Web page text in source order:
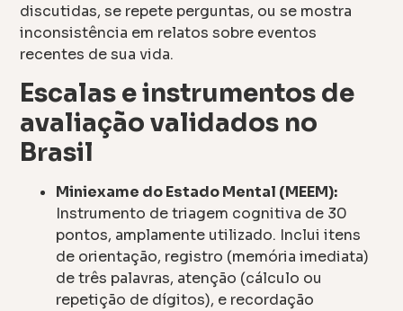
discutidas, se repete perguntas, ou se mostra
inconsistência em relatos sobre eventos
recentes de sua vida.
Escalas e instrumentos de
avaliação validados no
Brasil
Miniexame do Estado Mental (MEEM):
Instrumento de triagem cognitiva de 30
pontos, amplamente utilizado. Inclui itens
de orientação, registro (memória imediata)
de três palavras, atenção (cálculo ou
repetição de dígitos), e recordação